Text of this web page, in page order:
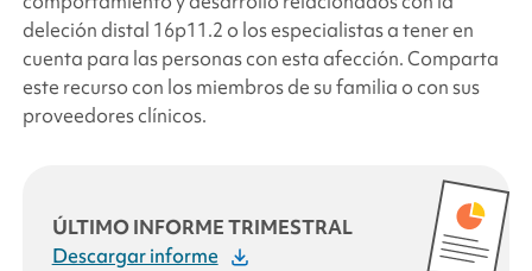
deleción distal 16p11.2 o los especialistas a tener en
cuenta para las personas con esta afección. Comparta
este recurso con los miembros de su familia o con sus
proveedores clínicos.
ÚLTIMO INFORME TRIMESTRAL
Descargar informe